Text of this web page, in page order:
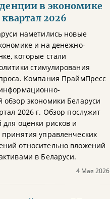
в экономике
2026
наметились новые
и на денежно-
которые стали
стимулирования
Компания ПраймПресс
обзор экономики Беларуси
2026 г. Обзор послужит
оценки рисков и
управленческих
относительно вложений
в Беларуси.
4 Мая 2026